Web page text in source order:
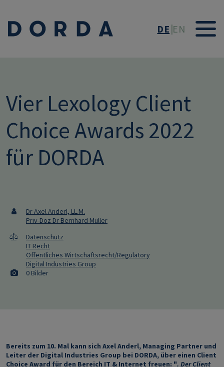
DE EN
Vier Lexology Client
Choice Awards 2022
für DORDA
Dr Axel Anderl, LL.M.
Priv-Doz Dr Bernhard Müller
Datenschutz
IT Recht
Öffentliches Wirtschaftsrecht/Regulatory
Digital Industries Group
0 Bilder
Bereits zum 10. Mal kann sich Axel Anderl, Managing Partner und
Leiter der Digital Industries Group bei DORDA, über einen Client
Choice Award für den Bereich IT & Internet freuen: ". Der Client